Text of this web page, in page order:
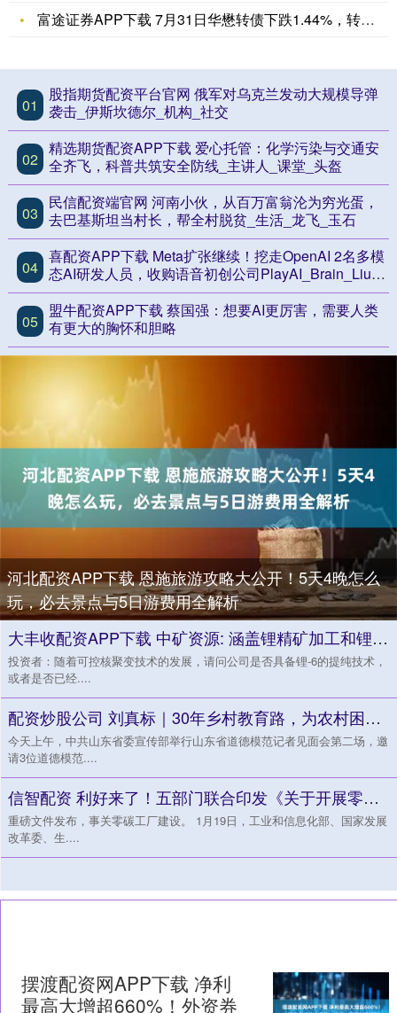
富途证券APP下载 7月31日华懋转债下跌1.44%，转股溢
01
股指期货配资平台官网 俄军对乌克兰发动大规模导弹
袭击_伊斯坎德尔_机构_社交
02
精选期货配资APP下载 爱心托管：化学污染与交通安
全齐飞，科普共筑安全防线_主讲人_课堂_头盔
03
民信配资端官网 河南小伙，从百万富翁沦为穷光蛋，
去巴基斯坦当村长，帮全村脱贫_生活_龙飞_玉石
04
喜配资APP下载 Meta扩张继续！挖走OpenAI 2名多模
态AI研发人员，收购语音初创公司PlayAI_Brain_Liu_
团队
05
盟牛配资APP下载 蔡国强：想要AI更厉害，需要人类
有更大的胸怀和胆略
河北配资APP下载 恩施旅游攻略大公开！5天4晚怎么
玩，必去景点与5日游费用全解析
大丰收配资APP下载 中矿资源: 涵盖锂精矿加工和锂化合物生产销售一体化
投资者：随着可控核聚变技术的发展，请问公司是否具备锂-6的提纯技术，
或者是否已经....
配资炒股公司 刘真标｜30年乡村教育路，为农村困境儿童撑起一片“温暖晴空”_孩子_成长_生活
今天上午，中共山东省委宣传部举行山东省道德模范记者见面会第二场，邀
请3位道德模范....
信智配资 利好来了！五部门联合印发《关于开展零碳工厂建设工作的指导意见》
重磅文件发布，事关零碳工厂建设。 1月19日，工业和信息化部、国家发展
改革委、生....
摆渡配资网APP下载 净利
最高大增超660%！外资券